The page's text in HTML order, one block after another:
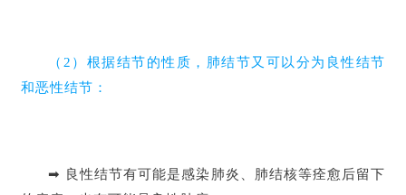
（2）根据结节的性质，肺结节又可以分为良性结节
和恶性结节：
➡ 良性结节有可能是感染肺炎、肺结核等痊愈后留下